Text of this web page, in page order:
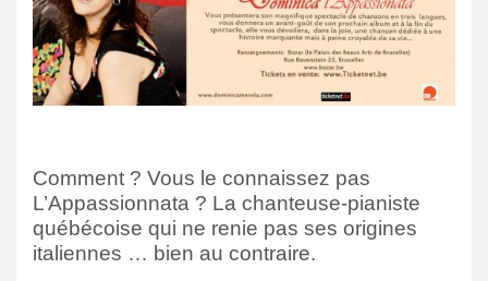
Comment ? Vous le connaissez pas
L’Appassionnata ? La chanteuse-pianiste
québécoise qui ne renie pas ses origines
italiennes … bien au contraire.